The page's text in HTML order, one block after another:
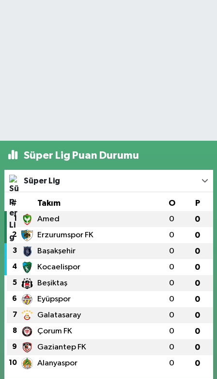
Süper Lig Puan Durumu
Süper Lig
# Takım O P
1 Amed 0 0
2 Erzurumspor FK 0 0
3 Başakşehir 0 0
4 Kocaelispor 0 0
5 Beşiktaş 0 0
6 Eyüpspor 0 0
7 Galatasaray 0 0
8 Çorum FK 0 0
9 Gaziantep FK 0 0
10 Alanyaspor 0 0